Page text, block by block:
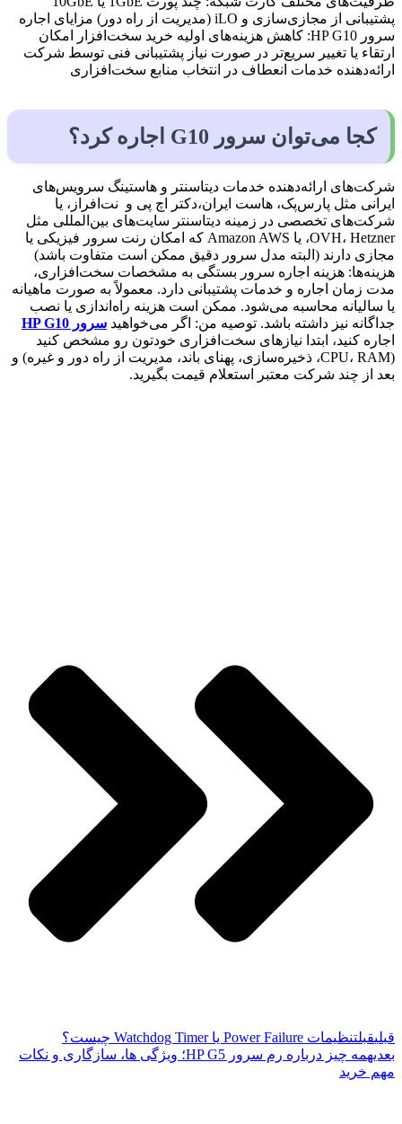
پشتیبانی از مجازی‌سازی و iLO (مدیریت از راه دور) مزایای اجاره
سرور HP G10: کاهش هزینه‌های اولیه خرید سخت‌افزار امکان
ارتقاء یا تغییر سریع‌تر در صورت نیاز پشتیبانی فنی توسط شرکت
ارائه‌دهنده خدمات انعطاف در انتخاب منابع سخت‌افزاری
کجا می‌توان سرور G10 اجاره کرد؟
شرکت‌های ارائه‌دهنده خدمات دیتاسنتر و هاستینگ سرویس‌های
ایرانی مثل پارس‌پک، هاست ایران،دکتر اچ پی و نت‌افراز، یا
شرکت‌های تخصصی در زمینه دیتاسنتر سایت‌های بین‌المللی مثل
OVH، Hetzner، یا Amazon AWS که امکان رنت سرور فیزیکی یا
مجازی دارند (البته مدل سرور دقیق ممکن است متفاوت باشد)
هزینه‌ها: هزینه اجاره سرور بستگی به مشخصات سخت‌افزاری،
مدت زمان اجاره و خدمات پشتیبانی دارد. معمولاً به صورت ماهیانه
یا سالیانه محاسبه می‌شود. ممکن است هزینه راه‌اندازی یا نصب
جداگانه نیز داشته باشد. توصیه من: اگر می‌خواهید سرور HP G10
اجاره کنید، ابتدا نیازهای سخت‌افزاری خودتون رو مشخص کنید
(CPU، RAM، ذخیره‌سازی، پهنای باند، مدیریت از راه دور و غیره) و
بعد از چند شرکت معتبر استعلام قیمت بگیرید.
قبلیقبلتنظیمات Power Failure یا Watchdog Timer چیست؟
بعدی
همه چیز درباره رم سرور HP G5؛ ویژگی ها، سازگاری و نکات
مهم خرید